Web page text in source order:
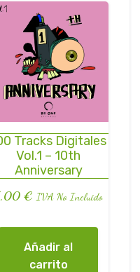
Tracks Digitales
Vol.1 – 10th
Anniversary
€ IVA No Incluido
Añadir al
carrito